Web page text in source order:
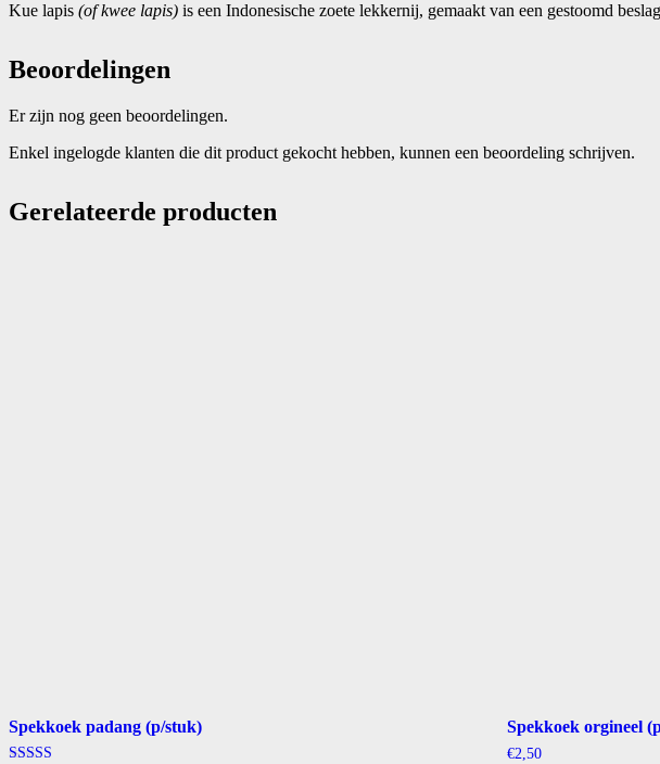
Kue lapis (of kwee lapis) is een Indonesische zoete lekkernij, gemaakt van een gestoomd
Beoordelingen
Er zijn nog geen beoordelingen.
Enkel ingelogde klanten die dit product gekocht hebben, kunnen een beoordeling schrijven.
Gerelateerde producten
Spekkoek padang (p/stuk) Spekkoek orgineel
€2,50